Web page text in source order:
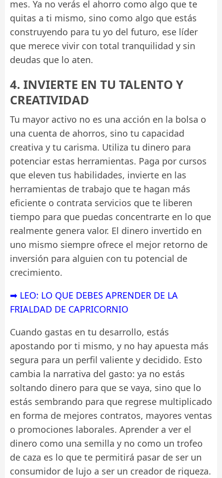
mes. Ya no verás el ahorro como algo que te
quitas a ti mismo, sino como algo que estás
construyendo para tu yo del futuro, ese líder
que merece vivir con total tranquilidad y sin
deudas que lo aten.
4. INVIERTE EN TU TALENTO Y
CREATIVIDAD
Tu mayor activo no es una acción en la bolsa o
una cuenta de ahorros, sino tu capacidad
creativa y tu carisma. Utiliza tu dinero para
potenciar estas herramientas. Paga por cursos
que eleven tus habilidades, invierte en las
herramientas de trabajo que te hagan más
eficiente o contrata servicios que te liberen
tiempo para que puedas concentrarte en lo que
realmente genera valor. El dinero invertido en
uno mismo siempre ofrece el mejor retorno de
inversión para alguien con tu potencial de
crecimiento.
➡ LEO: LO QUE DEBES APRENDER DE LA
FRIALDAD DE CAPRICORNIO
Cuando gastas en tu desarrollo, estás
apostando por ti mismo, y no hay apuesta más
segura para un perfil valiente y decidido. Esto
cambia la narrativa del gasto: ya no estás
soltando dinero para que se vaya, sino que lo
estás sembrando para que regrese multiplicado
en forma de mejores contratos, mayores ventas
o promociones laborales. Aprender a ver el
dinero como una semilla y no como un trofeo
de caza es lo que te permitirá pasar de ser un
consumidor de lujo a ser un creador de riqueza.